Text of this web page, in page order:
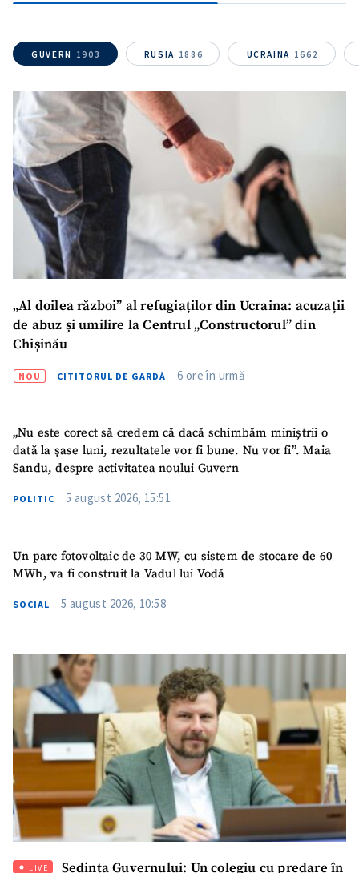
GUVERN 1903 RUSIA 1886 UCRAINA 1662
„Al doilea război” al refugiaților din Ucraina: acuzații
de abuz și umilire la Centrul „Constructorul” din
Chișinău
NOU CITITORUL DE GARDĂ 6 ore în urmă
„Nu este corect să credem că dacă schimbăm miniștrii o
dată la șase luni, rezultatele vor fi bune. Nu vor fi”. Maia
Sandu, despre activitatea noului Guvern
POLITIC 5 august 2026, 15:51
Un parc fotovoltaic de 30 MW, cu sistem de stocare de 60
MWh, va fi construit la Vadul lui Vodă
SOCIAL 5 august 2026, 10:58
LIVE Ședința Guvernului: Un colegiu cu predare în